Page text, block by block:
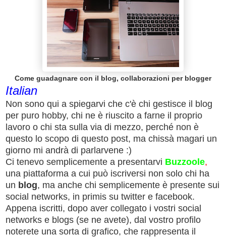
Come guadagnare con il blog, collaborazioni per blogger
Italian
Non sono qui a spiegarvi che c'è chi gestisce il blog
per puro hobby, chi ne è riuscito a farne il proprio
lavoro o chi sta sulla via di mezzo, perché non è
questo lo scopo di questo post, ma chissà magari un
giorno mi andrà di parlarvene :)
Ci tenevo semplicemente a presentarvi Buzzoole,
una piattaforma a cui può iscriversi non solo chi ha
un blog, ma anche chi semplicemente è presente sui
social networks, in primis su twitter e facebook.
Appena iscritti, dopo aver collegato i vostri social
networks e blogs (se ne avete), dal vostro profilo
noterete una sorta di grafico, che rappresenta il